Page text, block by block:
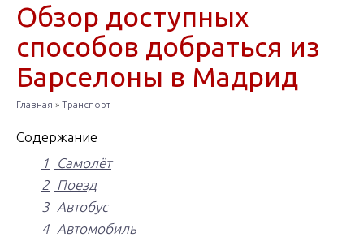
Обзор доступных
способов добраться из
Барселоны в Мадрид
Главная » Транспорт
Содержание
1
Самолёт
2 Поезд
3 Автобус
4 Автомобиль